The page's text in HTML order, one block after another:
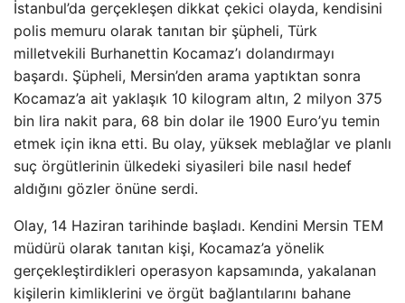
İstanbul’da gerçekleşen dikkat çekici olayda, kendisini
polis memuru olarak tanıtan bir şüpheli, Türk
milletvekili Burhanettin Kocamaz’ı dolandırmayı
başardı. Şüpheli, Mersin’den arama yaptıktan sonra
Kocamaz’a ait yaklaşık 10 kilogram altın, 2 milyon 375
bin lira nakit para, 68 bin dolar ile 1900 Euro’yu temin
etmek için ikna etti. Bu olay, yüksek meblağlar ve planlı
suç örgütlerinin ülkedeki siyasileri bile nasıl hedef
aldığını gözler önüne serdi.
Olay, 14 Haziran tarihinde başladı. Kendini Mersin TEM
müdürü olarak tanıtan kişi, Kocamaz’a yönelik
gerçekleştirdikleri operasyon kapsamında, yakalanan
kişilerin kimliklerini ve örgüt bağlantılarını bahane